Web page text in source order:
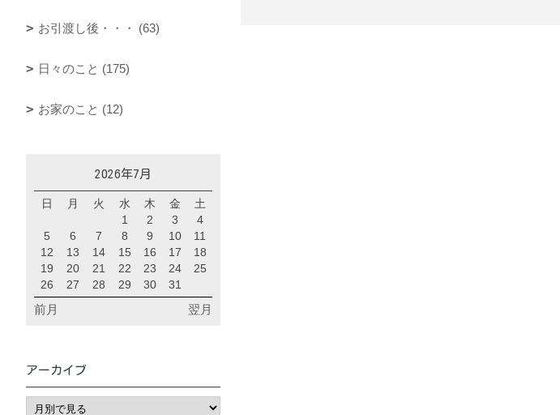
お引渡し後・・・ (63)
日々のこと (175)
お家のこと (12)
2026年7月
日 月 火 水 木 金
土
1
2 3
4
5
6 7 8 9 10
11
12
13 14 15 16 17
18
19
20 21 22 23 24
25
26
27 28 29 30 31
前月 翌月
アーカイブ